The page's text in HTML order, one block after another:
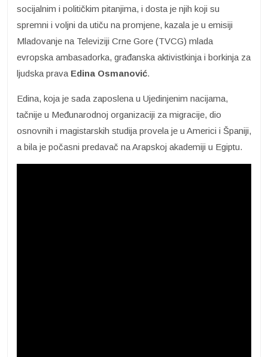
socijalnim i političkim pitanjima, i dosta je njih koji su
spremni i voljni da utiču na promjene, kazala je u emisiji
Mladovanje na Televiziji Crne Gore (TVCG) mlada
evropska ambasadorka, građanska aktivistkinja i borkinja za
ljudska prava Edina Osmanović.
Edina, koja je sada zaposlena u Ujedinjenim nacijama,
tačnije u Međunarodnoj organizaciji za migracije, dio
osnovnih i magistarskih studija provela je u Americi i Španiji,
a bila je počasni predavač na Arapskoj akademiji u Egiptu.